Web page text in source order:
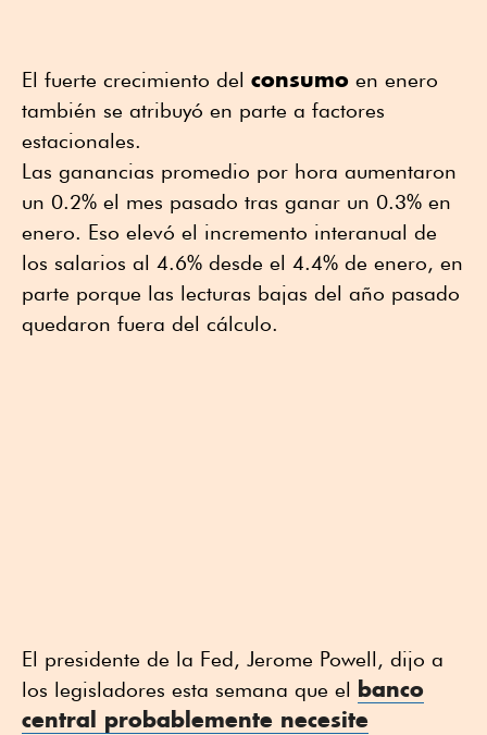
El fuerte crecimiento del consumo en enero
también se atribuyó en parte a factores
estacionales.
Las ganancias promedio por hora aumentaron
un 0.2% el mes pasado tras ganar un 0.3% en
enero. Eso elevó el incremento interanual de
los salarios al 4.6% desde el 4.4% de enero, en
parte porque las lecturas bajas del año pasado
quedaron fuera del cálculo.
El presidente de la Fed, Jerome Powell, dijo a
los legisladores esta semana que el banco
central probablemente necesite